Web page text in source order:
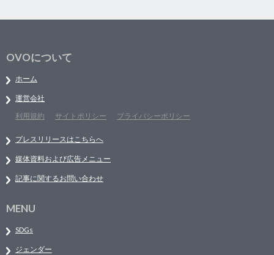
OVOについて
ホーム
運営会社
利用規約
サイトポリシー プライバシーポリシー
プレスリリースはこちらへ
媒体資料および広告メニュー
記事に関するお問い合わせ
MENU
SDGs
ジェンダー